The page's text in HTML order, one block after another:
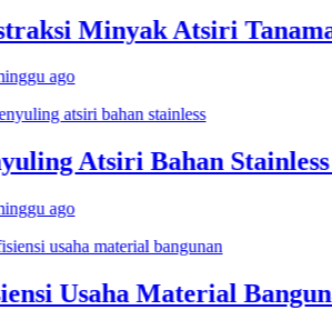
Minyak Atsiri Tanaman
ago
Atsiri Bahan Stainless
ago
Usaha Material